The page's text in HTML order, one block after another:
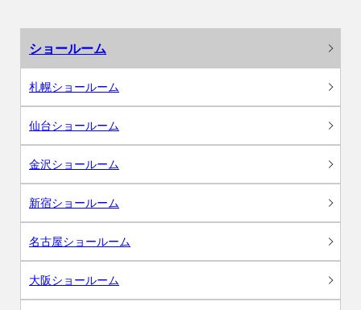
ショールーム
札幌ショールーム
仙台ショールーム
金沢ショールーム
新宿ショールーム
名古屋ショールーム
大阪ショールーム